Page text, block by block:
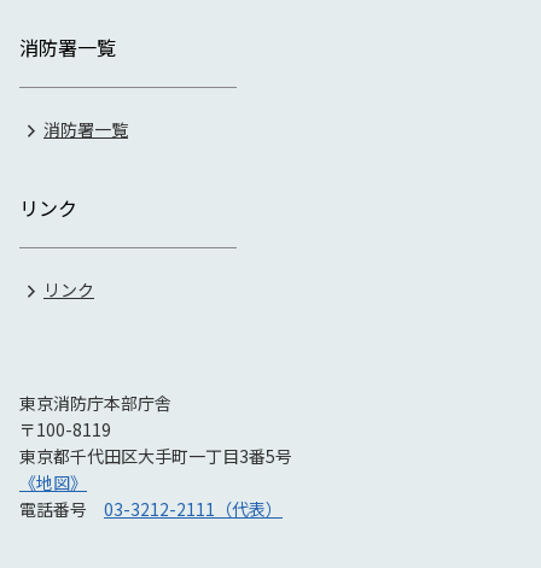
消防署一覧
消防署一覧
リンク
リンク
東京消防庁本部庁舎
〒100-8119
東京都千代田区大手町一丁目3番5号
《地図》
電話番号 03-3212-2111（代表）